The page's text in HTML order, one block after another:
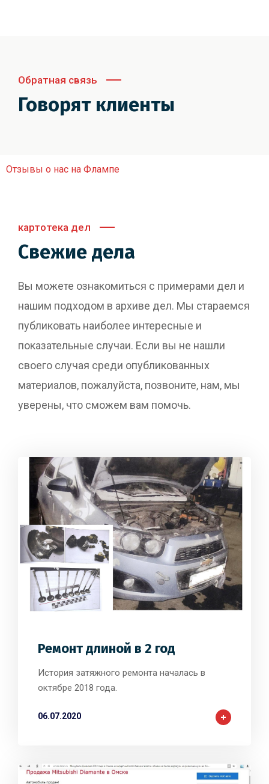
Обратная связь
Говорят клиенты
Отзывы о нас на Флампе
картотека дел
Свежие дела
Вы можете ознакомиться с примерами дел и
нашим подходом в архиве дел. Мы стараемся
публиковать наиболее интересные и
показательные случаи. Если вы не нашли
своего случая среди опубликованных
материалов, пожалуйста, позвоните, нам, мы
уверены, что сможем вам помочь.
2 0 0
Ремонт длиной в 2 год
История затяжного ремонта началась в
октябре 2018 года.
06.07.2020